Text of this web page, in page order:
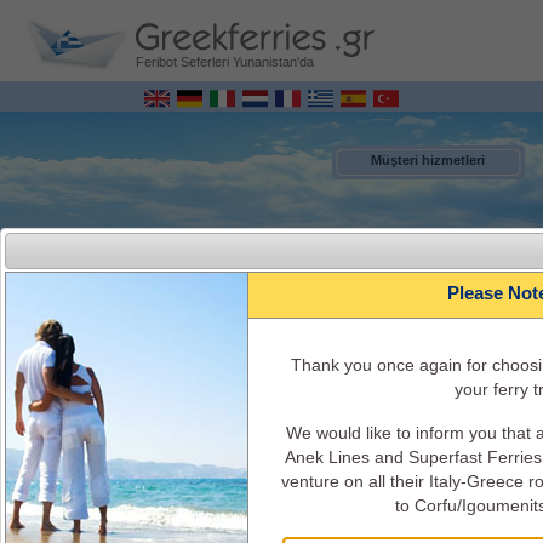
Feribot Seferleri Yunanistan'da
Müşteri hizmetleri
MENU
İtalya – Yunanistan ONLİNE Gemi Rezervasyonları
Gemi Programları, tarifeler, gemi geçerliği, bilet ücreti, gemi bilgisi ve hizmetler
Please
Τhank you once again for
your ferry
We would like to inform you that
Anek Lines and Superfast
venture on all their Italy-Greece
to Corfu/